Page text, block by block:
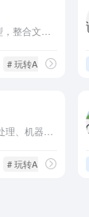
# 玩转AI
# 玩转AI